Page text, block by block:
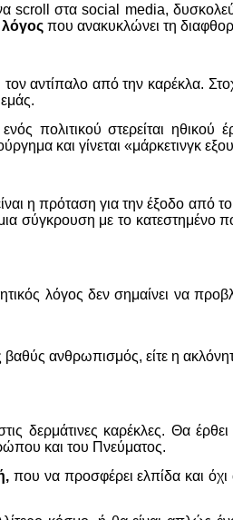
scroll στα social media,
λόγος που ανακυκλώνει τη
τον αντίπαλο από την καρέκλα.
πολιτικού στερείται ηθικού
και γίνεται «μάρκετινγκ
η πρόταση για την έξοδο από
σύγκρουση με το κατεστημένο
λόγος δεν σημαίνει να
βαθύς ανθρωπισμός, είτε η
δερμάτινες καρέκλες. Θα
και του Πνεύματος.
που να προσφέρει ελπίδα και